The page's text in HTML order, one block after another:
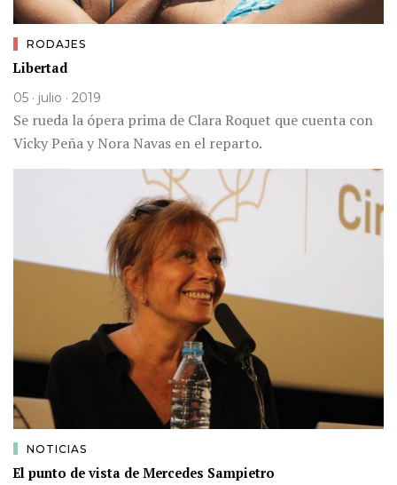
RODAJES
Libertad
05 · julio · 2019
Se rueda la ópera prima de Clara Roquet que cuenta con
Vicky Peña y Nora Navas en el reparto.
NOTICIAS
El punto de vista de Mercedes Sampietro